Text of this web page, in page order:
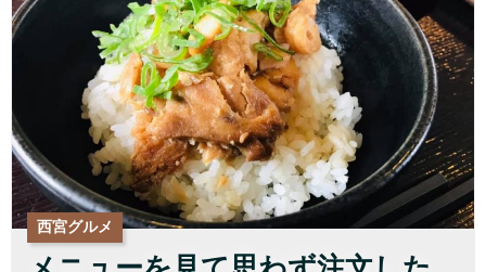
西宮グルメ